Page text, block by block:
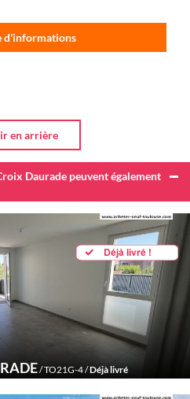
Daurade peuvent également
/ TO21G-4 /Déjà livré